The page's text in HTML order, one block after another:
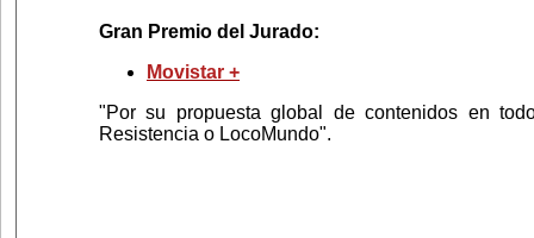
Gran Premio del Jurado:
Movistar +
"Por su propuesta global de contenidos en
Resistencia o LocoMundo".